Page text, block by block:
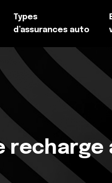
Types
d’assurances auto